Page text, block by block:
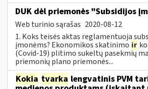
DUK dėl priemonės "Subsidijos
Web turinio sąrašas 2020-08-12
1. Koks teisės aktas reglamentuoja
įmonėms? Ekonomikos skatinimo ir
(Covid-19) plitimo sukeltų pasekmių
priemonių plano priemonės...
Kokia tvarka lengvatinis PVM